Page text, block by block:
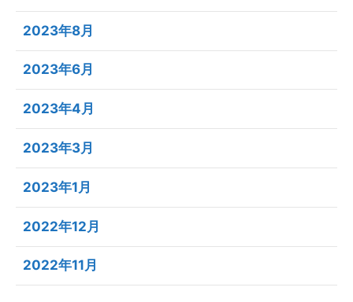
2023年8月
2023年6月
2023年4月
2023年3月
2023年1月
2022年12月
2022年11月